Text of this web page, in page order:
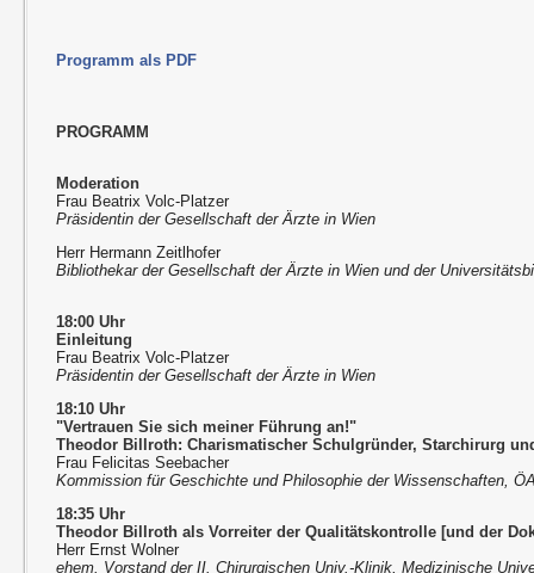
Programm als PDF
PROGRAMM
Moderation
Frau Beatrix Volc-Platzer
Präsidentin der Gesellschaft der Ärzte in Wien
Herr Hermann Zeitlhofer
Bibliothekar der Gesellschaft der Ärzte in Wien und der
18:00 Uhr
Einleitung
Frau Beatrix Volc-Platzer
Präsidentin der Gesellschaft der Ärzte in Wien
18:10 Uhr
"Vertrauen Sie sich meiner Führung an!"
Theodor Billroth: Charismatischer Schulgründer, Starchirurg
Frau Felicitas Seebacher
Kommission für Geschichte und Philosophie der Wissenschaften,
18:35 Uhr
Theodor Billroth als Vorreiter der Qualitätskontrolle [und der
Herr Ernst Wolner
ehem. Vorstand der II. Chirurgischen Univ.-Klinik, Medizinische